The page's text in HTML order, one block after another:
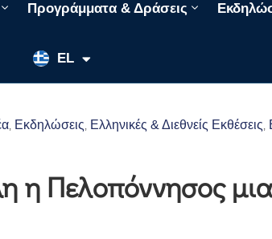
Προγράμματα & Δράσεις
EL
EN
FR
Εκδηλώσεις Ελληνικές & Διεθνείς Εκθέσεις
η Πελοπόννησος